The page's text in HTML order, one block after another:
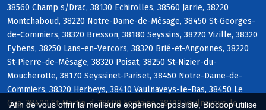
Afin de vous offrir la meilleure expérience possible, Biocoop utilise
38560 Champ s/Drac, 38130 Echirolles, 38560 Jarrie, 38220
Montchaboud, 38220 Notre-Dame-de-Mésage, 38450 St-Georges-
de-Commiers, 38320 Bresson, 38180 Seyssins, 38220 Vizille, 38320
Eybens, 38250 Lans-en-Vercors, 38320 Brié-et-Angonnes, 38220
St-Pierre-de-Mésage, 38320 Poisat, 38250 St-Nizier-du-
Moucherotte, 38170 Seyssinet-Pariset, 38450 Notre-Dame-de-
Commiers, 38320 Herbeys, 38410 Vaulnaveys-le-Bas, 38450 Le
Gua, 38400 St-Martin-d, 38600 Fontaine, 38410 Vaulnaveys-le-